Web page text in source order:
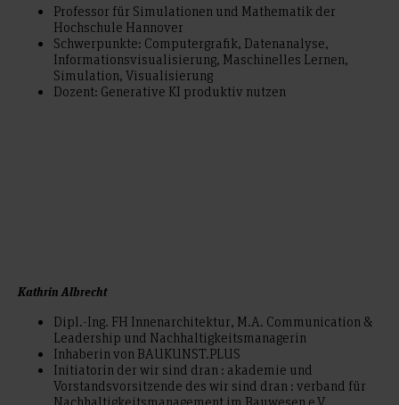
Professor für Simulationen und Mathematik der
Hochschule Hannover
Schwerpunkte: Computergrafik, Datenanalyse,
Informationsvisualisierung, Maschinelles Lernen,
Simulation, Visualisierung
Dozent: Generative KI produktiv nutzen
Kathrin Albrecht
Dipl.-Ing. FH Innenarchitektur, M.A. Communication &
Leadership und Nachhaltigkeitsmanagerin
Inhaberin von BAUKUNST.PLUS
Initiatorin der wir sind dran : akademie und
Vorstandsvorsitzende des wir sind dran : verband für
Nachhaltigkeitsmanagement im Bauwesen e.V.